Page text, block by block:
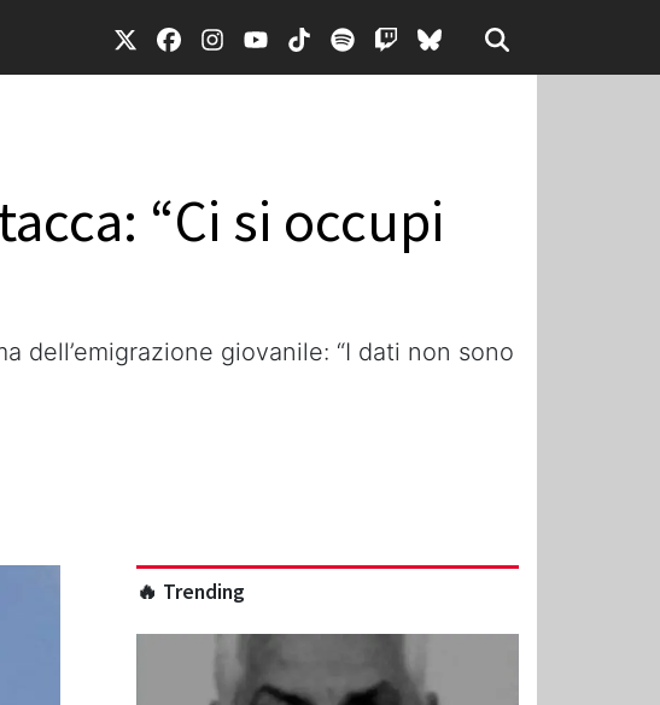
“Ci si occupi
dell’emigrazione giovanile: “I dati non sono
🔥 Trending